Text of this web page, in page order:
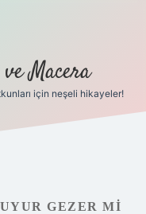
Macera
için neşeli hikayeler!
GEZER MI